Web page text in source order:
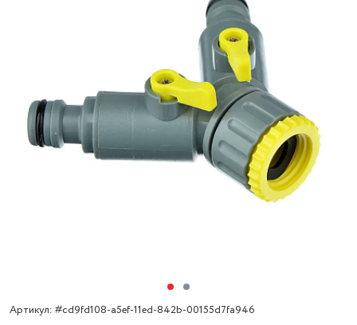
Артикул: #cd9fd108-a5ef-11ed-842b-00155d7fa946